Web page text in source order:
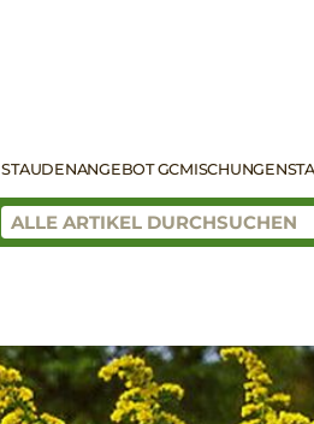
STAUDENANGEBOT GCMISCHUNGEN